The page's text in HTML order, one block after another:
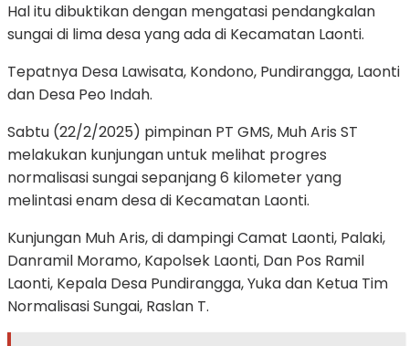
Hal itu dibuktikan dengan mengatasi pendangkalan
sungai di lima desa yang ada di Kecamatan Laonti.
Tepatnya Desa Lawisata, Kondono, Pundirangga, Laonti
dan Desa Peo Indah.
Sabtu (22/2/2025) pimpinan PT GMS, Muh Aris ST
melakukan kunjungan untuk melihat progres
normalisasi sungai sepanjang 6 kilometer yang
melintasi enam desa di Kecamatan Laonti.
Kunjungan Muh Aris, di dampingi Camat Laonti, Palaki,
Danramil Moramo, Kapolsek Laonti, Dan Pos Ramil
Laonti, Kepala Desa Pundirangga, Yuka dan Ketua Tim
Normalisasi Sungai, Raslan T.